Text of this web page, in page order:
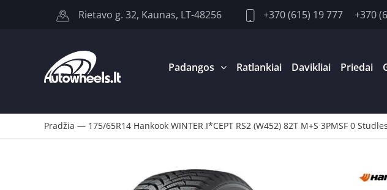
Rietavo g. 32, Kaunas, LT-48256 +370 (615) 19 777 +370
Padangos Ratlankiai Davikliai Priedai
Pradžia — 175/65R14 Hankook WINTER I*CEPT RS2 (W452) 82T M+S 3PMSF 0